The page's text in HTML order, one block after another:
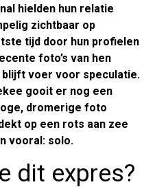
hielden hun relatie
zichtbaar op
tijd door hun profielen
foto’s van hen
blijft voer voor speculatie.
gooit er nog een
dromerige foto
op een rots aan zee
vooral: solo.
dit expres?